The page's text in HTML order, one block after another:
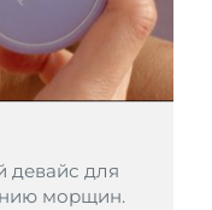
девайс для
морщин.
дата доставки
२६/८/१०
дата доставки
२६/८/१८